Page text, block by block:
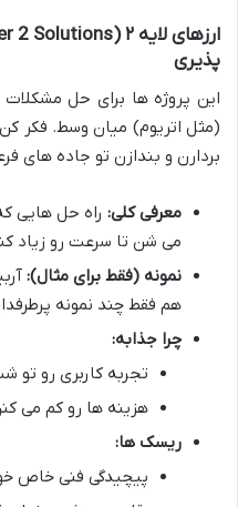
پذیری
(مثل اتریوم) میان وسط. فکر
بردارن و بندازن تو جاده های
معرفی کلی: راه حل هایی
می شن تا سرعت رو زیاد
نمونه (فقط برای مثال):
هم فقط چند نمونه
چرا جذابه:
تجربه کاربری رو تو
هزینه ها رو کم می
ریسک ها:
پیچیدگی فنی خاص